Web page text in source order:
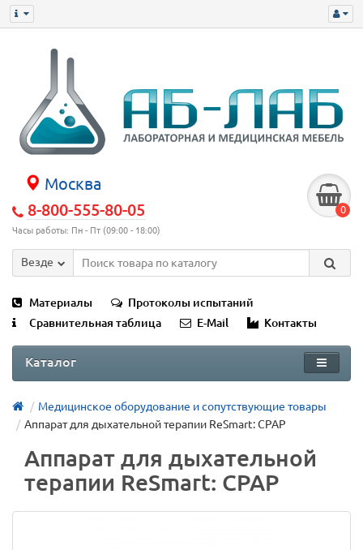
Москва
8-800-555-80-05
Часы работы: Пн - Пт (09:00 - 18:00)
0
Везде
Материалы
Протоколы испытаний
Сравнительная таблица
E-Mail Контакты
Каталог
Медицинское оборудование и сопутствующие товары
Аппарат для дыхательной терапии ReSmart: CPAP
Аппарат для дыхательной
терапии ReSmart: CPAP